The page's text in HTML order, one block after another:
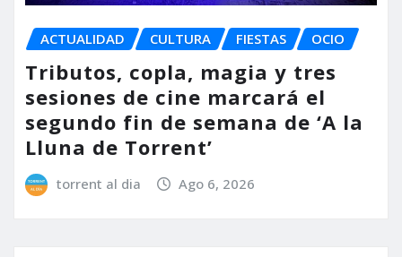
ACTUALIDAD CULTURA FIESTAS OCIO
Tributos, copla, magia y tres
sesiones de cine marcará el
segundo fin de semana de ‘A la
Lluna de Torrent’
torrent al dia Ago 6, 2026